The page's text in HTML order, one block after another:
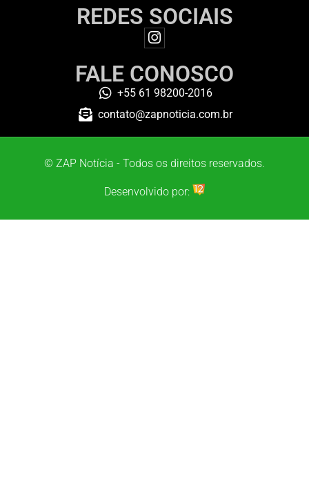
REDES SOCIAIS
FALE CONOSCO
+55 61 98200-2016
contato@zapnoticia.com.br
© ZAP Notícia - Todos os direitos reservados.
Desenvolvido por: